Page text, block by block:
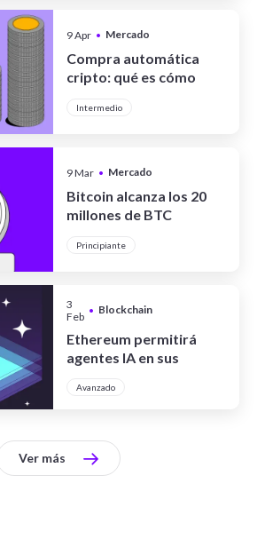
9 Apr • Mercado
Compra automática
cripto: qué es cómo
DCA
Intermedio
9 Mar • Mercado
Bitcoin alcanza los 20
millones de BTC
este hito histórico
Principiante
3
Feb • Blockchain
Ethereum permitirá
agentes IA en sus
Avanzado
Ver más